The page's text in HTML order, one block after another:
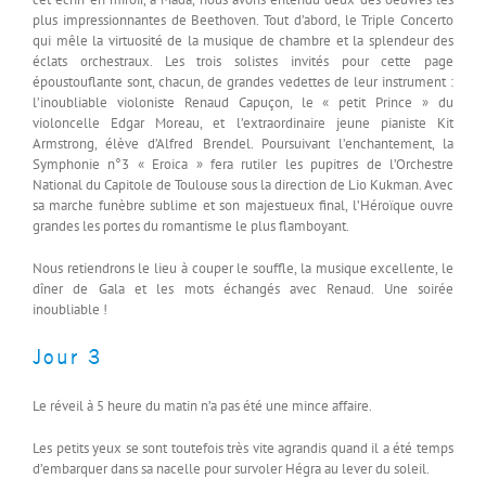
plus impressionnantes de Beethoven. Tout d’abord, le Triple Concerto
qui mêle la virtuosité de la musique de chambre et la splendeur des
éclats orchestraux. Les trois solistes invités pour cette page
époustouflante sont, chacun, de grandes vedettes de leur instrument :
l’inoubliable violoniste Renaud Capuçon, le « petit Prince » du
violoncelle Edgar Moreau, et l’extraordinaire jeune pianiste Kit
Armstrong, élève d’Alfred Brendel. Poursuivant l’enchantement, la
Symphonie n°3 « Eroica » fera rutiler les pupitres de l’Orchestre
National du Capitole de Toulouse sous la direction de Lio Kukman. Avec
sa marche funèbre sublime et son majestueux final, l’Héroïque ouvre
grandes les portes du romantisme le plus flamboyant.
Nous retiendrons le lieu à couper le souffle, la musique excellente, le
dîner de Gala et les mots échangés avec Renaud. Une soirée
inoubliable !
Jour 3
Le réveil à 5 heure du matin n’a pas été une mince affaire.
Les petits yeux se sont toutefois très vite agrandis quand il a été temps
d’embarquer dans sa nacelle pour survoler Hégra au lever du soleil.